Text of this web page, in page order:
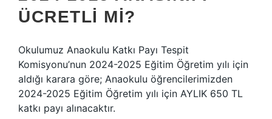
ÜCRETLI MI?
Okulumuz Anaokulu Katkı Payı Tespit
Komisyonu’nun 2024-2025 Eğitim Öğretim yılı için
aldığı karara göre; Anaokulu öğrencilerimizden
2024-2025 Eğitim Öğretim yılı için AYLIK 650 TL
katkı payı alınacaktır.